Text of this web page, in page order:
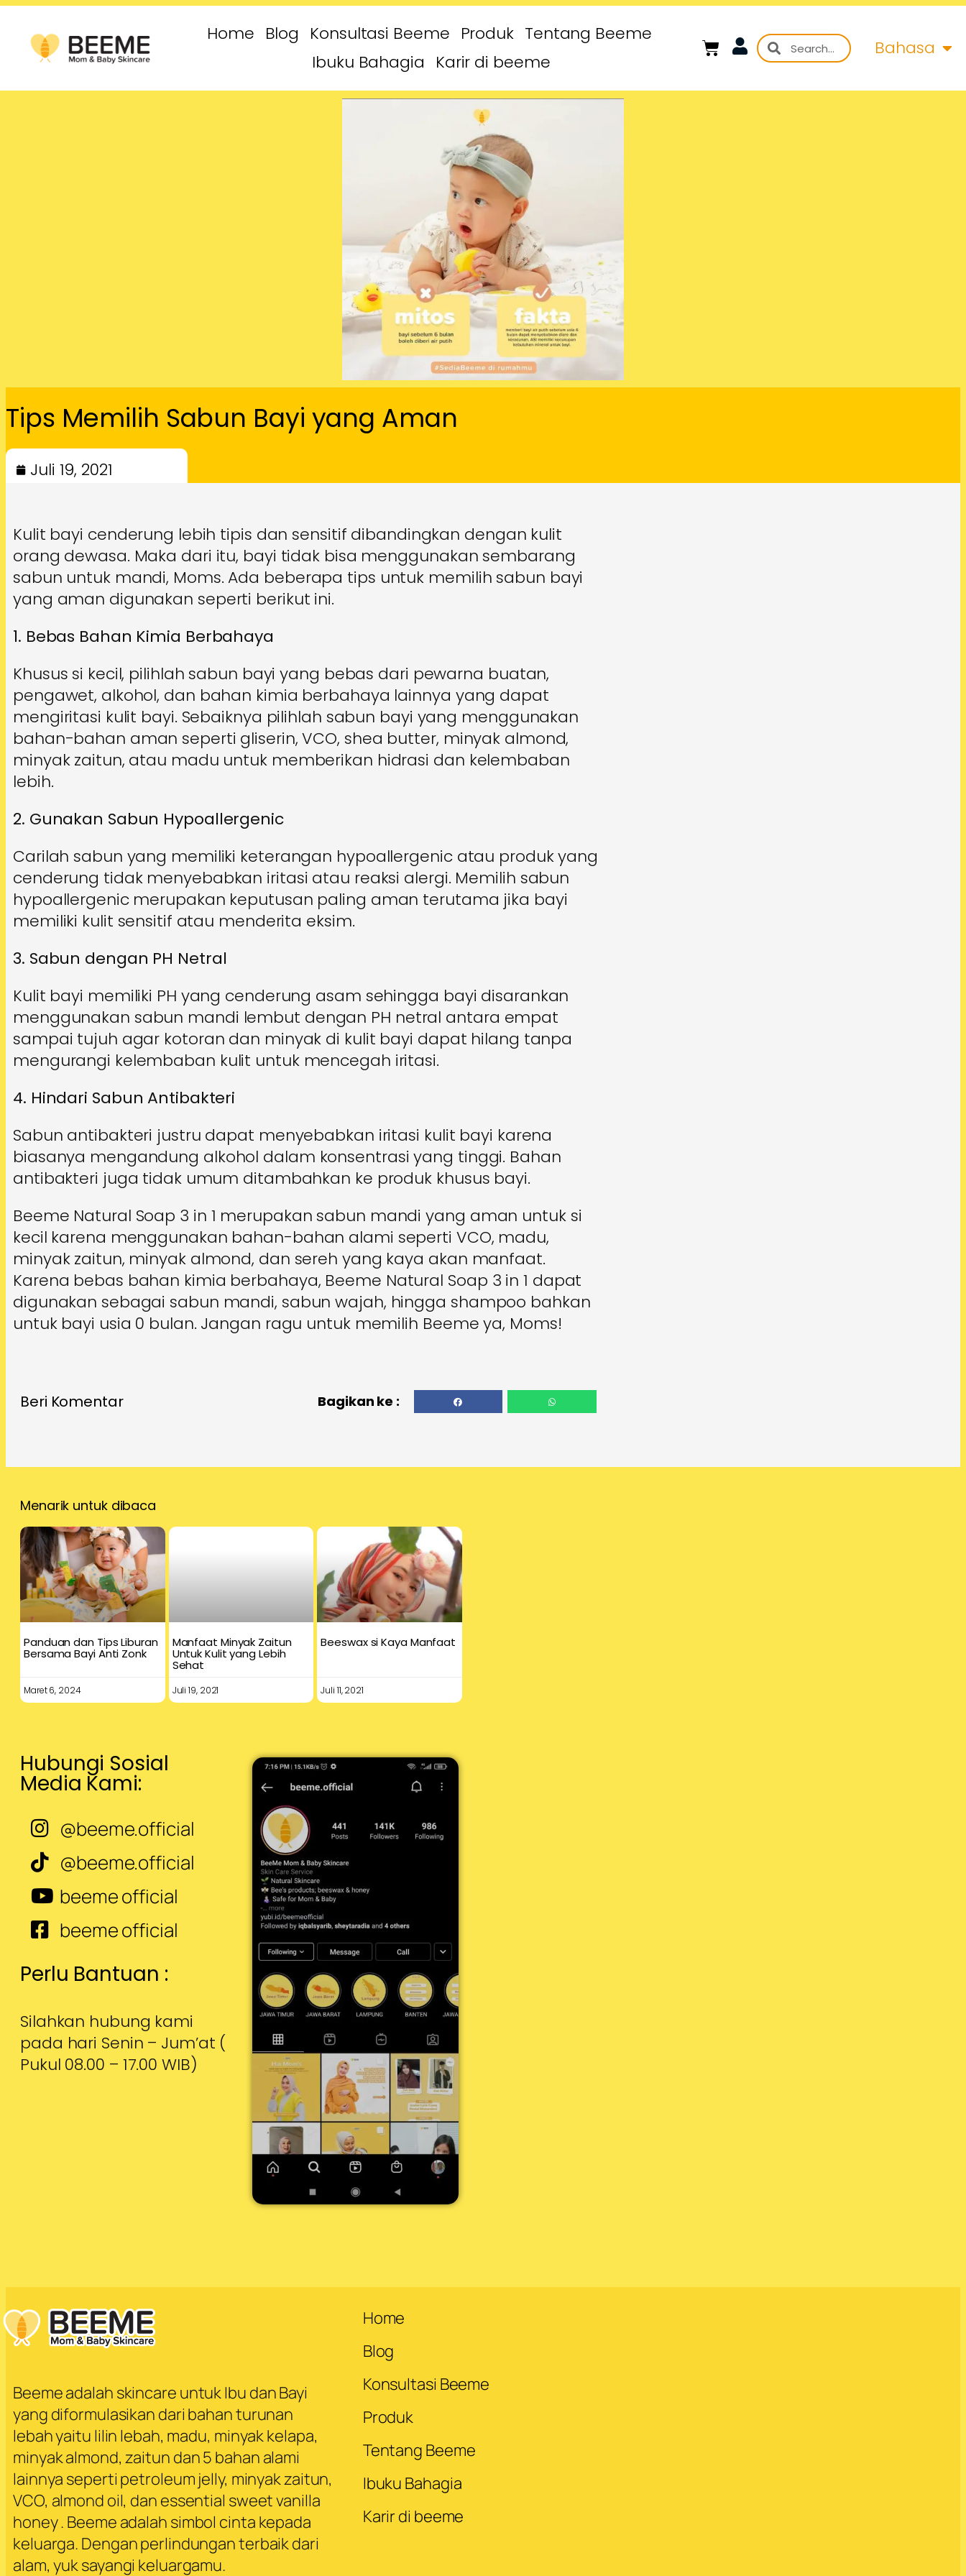
Home Blog Konsultasi Beeme Produk Tentang Beeme
Ibuku Bahagia
Karir di beeme
Bahasa
Tips Memilih Sabun Bayi yang Aman
Juli 19, 2021
Kulit bayi cenderung lebih tipis dan sensitif dibandingkan dengan kulit
orang dewasa. Maka dari itu, bayi tidak bisa menggunakan sembarang
sabun untuk mandi, Moms. Ada beberapa tips untuk memilih sabun bayi
yang aman digunakan seperti berikut ini.
1. Bebas Bahan Kimia Berbahaya
Khusus si kecil, pilihlah sabun bayi yang bebas dari pewarna buatan,
pengawet, alkohol, dan bahan kimia berbahaya lainnya yang dapat
mengiritasi kulit bayi. Sebaiknya pilihlah sabun bayi yang menggunakan
bahan-bahan aman seperti gliserin, VCO, shea butter, minyak almond,
minyak zaitun, atau madu untuk memberikan hidrasi dan kelembaban
lebih.
2. Gunakan Sabun Hypoallergenic
Carilah sabun yang memiliki keterangan hypoallergenic atau produk yang
cenderung tidak menyebabkan iritasi atau reaksi alergi. Memilih sabun
hypoallergenic merupakan keputusan paling aman terutama jika bayi
memiliki kulit sensitif atau menderita eksim.
3. Sabun dengan PH Netral
Kulit bayi memiliki PH yang cenderung asam sehingga bayi disarankan
menggunakan sabun mandi lembut dengan PH netral antara empat
sampai tujuh agar kotoran dan minyak di kulit bayi dapat hilang tanpa
mengurangi kelembaban kulit untuk mencegah iritasi.
4. Hindari Sabun Antibakteri
Sabun antibakteri justru dapat menyebabkan iritasi kulit bayi karena
biasanya mengandung alkohol dalam konsentrasi yang tinggi. Bahan
antibakteri juga tidak umum ditambahkan ke produk khusus bayi.
Beeme Natural Soap 3 in 1 merupakan sabun mandi yang aman untuk si
kecil karena menggunakan bahan-bahan alami seperti VCO, madu,
minyak zaitun, minyak almond, dan sereh yang kaya akan manfaat.
Karena bebas bahan kimia berbahaya, Beeme Natural Soap 3 in 1 dapat
digunakan sebagai sabun mandi, sabun wajah, hingga shampoo bahkan
untuk bayi usia 0 bulan. Jangan ragu untuk memilih Beeme ya, Moms!
Beri Komentar Bagikan ke :
Menarik untuk dibaca
Panduan dan Tips Liburan
Bersama Bayi Anti Zonk
Maret 6, 2024
Manfaat Minyak Zaitun
Untuk Kulit yang Lebih
Sehat
Juli 19, 2021
Beeswax si Kaya Manfaat
Juli 11, 2021
Hubungi Sosial
Media Kami:
@beeme.official
@beeme.official
beeme official
beeme official
Perlu Bantuan :
Silahkan hubung kami
pada hari Senin – Jum’at (
Pukul 08.00 – 17.00 WIB)
Beeme adalah skincare untuk Ibu dan Bayi
yang diformulasikan dari bahan turunan
lebah yaitu lilin lebah, madu, minyak kelapa,
minyak almond, zaitun dan 5 bahan alami
lainnya seperti petroleum jelly, minyak zaitun,
VCO, almond oil, dan essential sweet vanilla
honey . Beeme adalah simbol cinta kepada
keluarga. Dengan perlindungan terbaik dari
alam, yuk sayangi keluargamu.
Home
Blog
Konsultasi Beeme
Produk
Tentang Beeme
Ibuku Bahagia
Karir di beeme